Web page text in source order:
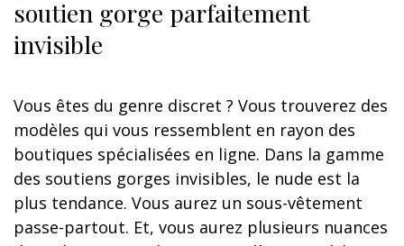
soutien gorge parfaitement
invisible
Vous êtes du genre discret ? Vous trouverez des
modèles qui vous ressemblent en rayon des
boutiques spécialisées en ligne. Dans la gamme
des soutiens gorges invisibles, le nude est la
plus tendance. Vous aurez un sous-vêtement
passe-partout. Et, vous aurez plusieurs nuances